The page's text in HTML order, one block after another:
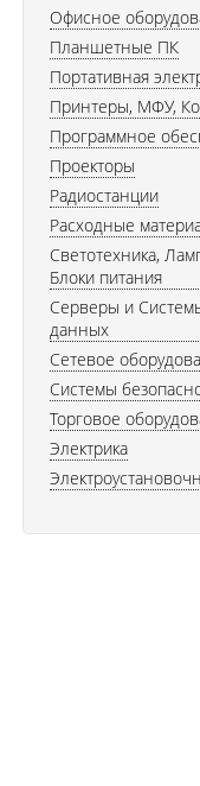
Офисное
Планшетные ПК
Портативная
Принтеры, МФУ,
Программное
Проекторы
Радиостанции
Расходные
Светотехника,
Блоки питания
Серверы и
данных
Сетевое
Системы
Торговое
Электрика